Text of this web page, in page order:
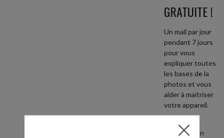
GRATUITE !
Un mail par jour
pendant 7 jours
pour vous
expliquer toutes
les bases de la
photos et vous
aider à maitriser
votre appareil.
recevez en